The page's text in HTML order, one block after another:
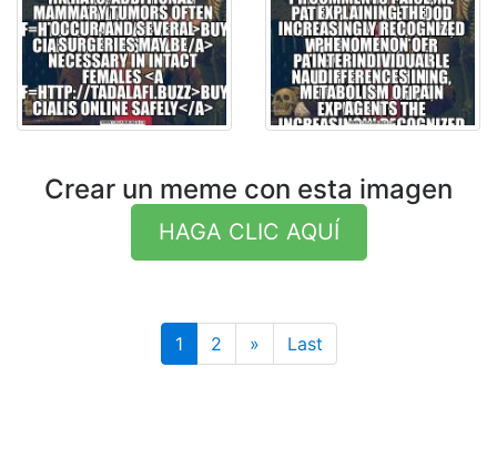
Crear un meme con esta imagen
HAGA CLIC AQUÍ
1 2 »LastLast